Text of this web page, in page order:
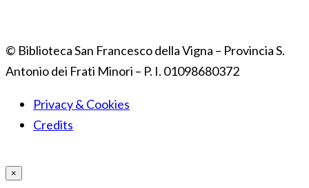
© Biblioteca San Francesco della Vigna – Provincia S.
Antonio dei Frati Minori – P. I. 01098680372
Privacy & Cookies
Credits
×